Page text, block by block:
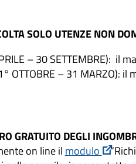
SOLO UTENZE NON
– 30 SETTEMBRE): il
OTTOBRE – 31 MARZO):
GRATUITO DEGLI
on line il modulo